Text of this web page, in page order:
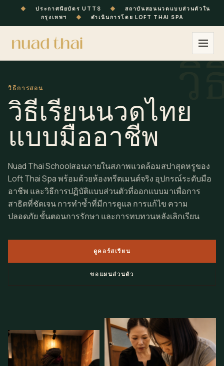
◆ ประกาศนียบัตร UTTS ◆
สถาบันสอนนวดแบบส่วนตัวใน
กรุงเทพฯ
◆ ดำเนินการโดย LOFT THAI SPA
วิธีการสอน
วิธีเรียนนวดไทย
แบบมืออาชีพ
Nuad Thai Schoolสอนภายในสภาพแวดล้อมสปาสุดหรูของ
Loft Thai Spa พร้อมด้วยห้องทรีตเมนต์จริง อุปกรณ์ระดับมือ
อาชีพ และวิธีการปฏิบัติแบบส่วนตัวที่ออกแบบมาเพื่อการ
สาธิตที่ชัดเจน การทำซ้ำที่มีการดูแล การแก้ไข ความ
ปลอดภัย ขั้นตอนการรักษา และการทบทวนหลังเลิกเรียน
ดูคอร์สเรียน
ขอแผนส่วนตัว